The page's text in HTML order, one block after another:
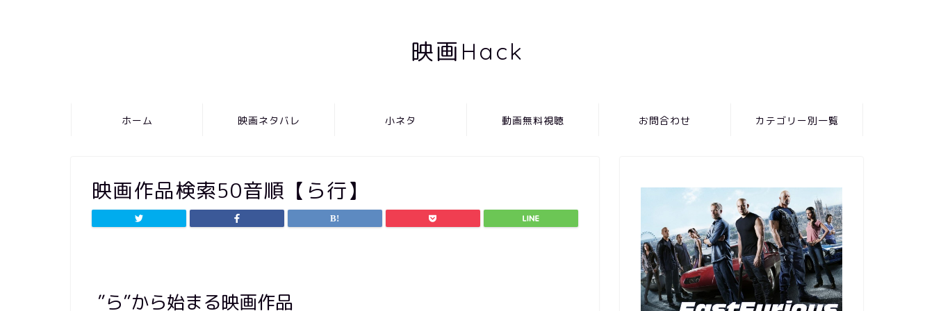
映画Hack
ホーム 映画ネタバレ 小ネタ 動画無料視聴 お問合わせ カテゴリー別一覧
映画作品検索50音順【ら行】
”ら”から始まる映画作品